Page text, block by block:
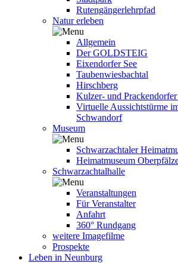
Rutengängerlehrpfad
Natur erleben
Allgemein
Der GOLDSTEIG
Eixendorfer See
Taubenwiesbachtal
Hirschberg
Kulzer- und
Virtuelle Aussichtstürme
Schwandorf
Museum
Schwarzachtaler
Heimatmuseum
Schwarzachtalhalle
Veranstaltungen
Für Veranstalter
Anfahrt
360° Rundgang
weitere Imagefilme
Prospekte
Leben in Neunburg